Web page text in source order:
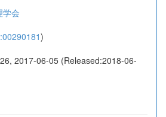
学会
)
2017-06-05 (Released:2018-06-